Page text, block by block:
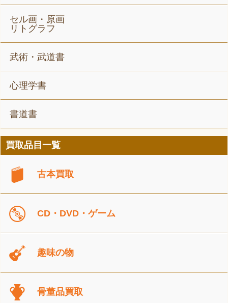
セル画・原画
リトグラフ
武術・武道書
心理学書
書道書
買取品目一覧
古本買取
CD・DVD・ゲーム
趣味の物
骨董品買取